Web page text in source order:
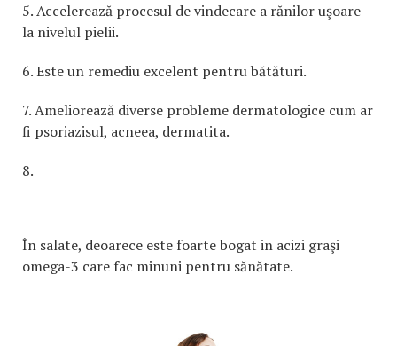
5. Accelerează procesul de vindecare a rănilor uşoare
la nivelul pielii.
6. Este un remediu excelent pentru bătături.
7. Ameliorează diverse probleme dermatologice cum ar
fi psoriazisul, acneea, dermatita.
8.
În salate, deoarece este foarte bogat in acizi graşi
omega-3 care fac minuni pentru sănătate.